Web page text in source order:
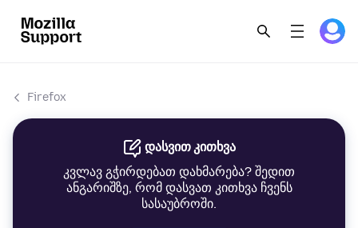
Firefox
დასვით კითხვა
კვლავ გჭირდებათ დახმარება? შედით
ანგარიშზე, რომ დასვათ კითხვა ჩვენს
სასაუბროში.